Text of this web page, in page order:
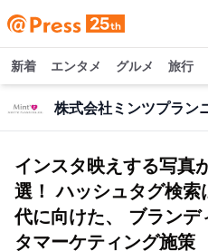
新着 エンタメ グルメ 旅行
株式会社ミンツプラン
インスタ映えする写真
選！ ハッシュタグ検索
代に向けた、 ブランデ
タマーケティング施策